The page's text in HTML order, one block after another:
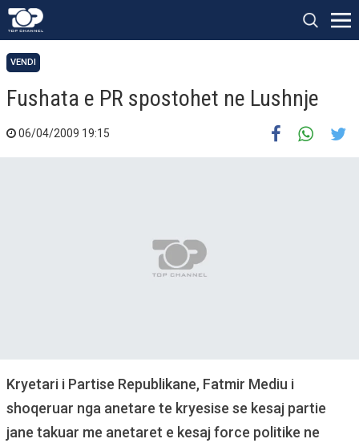
VENDI
Fushata e PR spostohet ne Lushnje
06/04/2009 19:15
Kryetari i Partise Republikane, Fatmir Mediu i
shoqeruar nga anetare te kryesise se kesaj partie
jane takuar me anetaret e kesaj force politike ne